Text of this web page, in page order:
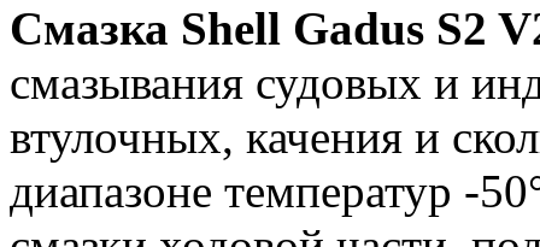
Смазка Shell Gadus S2
смазывания судовых и
втулочных, качения и
диапазоне температур -